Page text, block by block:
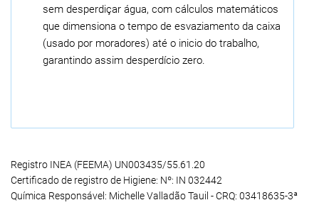
sem desperdiçar água, com cálculos matemáticos
que dimensiona o tempo de esvaziamento da caixa
(usado por moradores) até o inicio do trabalho,
garantindo assim desperdício zero.
Registro INEA (FEEMA) UN003435/55.61.20
Certificado de registro de Higiene: Nº: IN 032442
Química Responsável: Michelle Valladão Tauil - CRQ: 03418635-3ª